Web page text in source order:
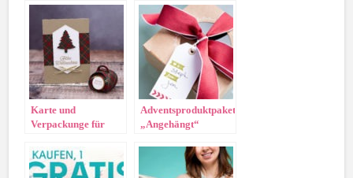
startet heute!!
Karte und
Verpackunge für
Adventsproduktpakete
„Angehängt“